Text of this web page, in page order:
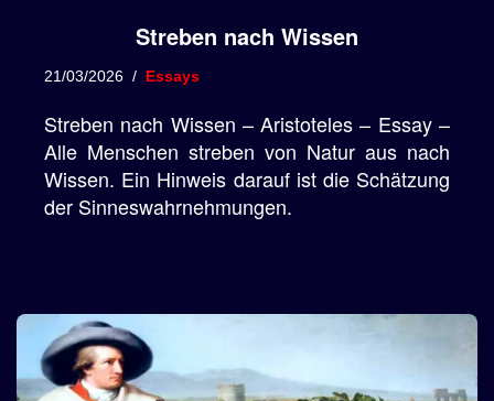
Streben nach Wissen
21/03/2026 Essays
Streben nach Wissen – Aristoteles – Essay –
Alle Menschen streben von Natur aus nach
Wissen. Ein Hinweis darauf ist die Schätzung
der Sinneswahrnehmungen.